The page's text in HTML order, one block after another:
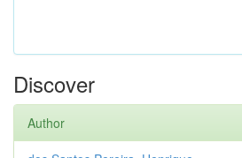
Discover
Author